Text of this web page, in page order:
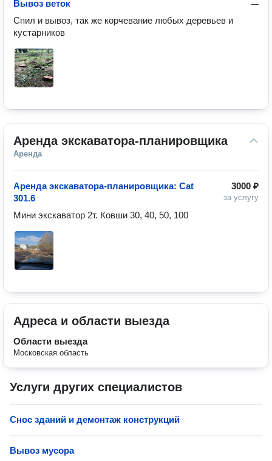
—
Вывоз веток
Спил и вывоз, так же корчевание любых деревьев и
кустарников
Аренда экскаватора-планировщика
Аренда
3000 ₽
за услугу
Аренда экскаватора-планировщика: Cat
301.6
Мини экскаватор 2т. Ковши 30, 40, 50, 100
Адреса и области выезда
Области выезда
Московская область
Услуги других специалистов
Снос зданий и демонтаж конструкций
Вывоз мусора